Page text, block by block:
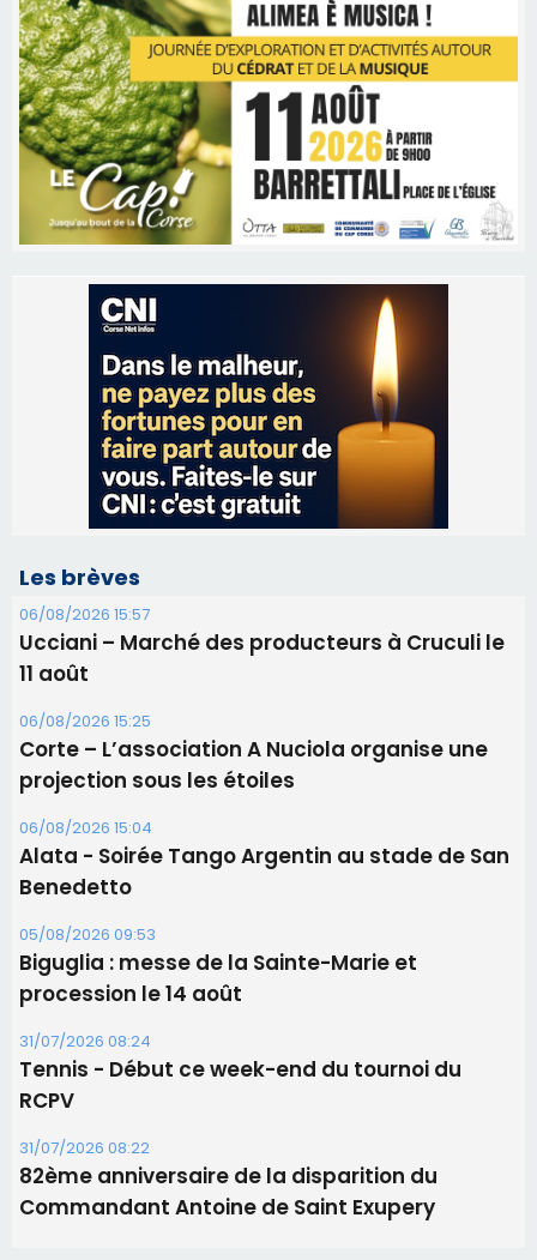
Les brèves
06/08/2026 15:57
Ucciani – Marché des producteurs à Cruculi le
06/08/2026 15:25
Corte – L’association A Nuciola organise une
06/08/2026 15:04
Alata - Soirée Tango Argentin au stade de San
Benedetto
05/08/2026 09:53
Biguglia : messe de la Sainte-Marie et
procession le 14 août
31/07/2026 08:24
Tennis - Début ce week-end du tournoi du
RCPV
31/07/2026 08:22
82ème anniversaire de la disparition du
Commandant Antoine de Saint Exupery
Les plus lus
Satine Nomary est la nouvelle Miss Corse 2026
Éclipse du 12 août : la Corse aux premières loges
d'un spectacle qui ne reviendra pas avant 2081